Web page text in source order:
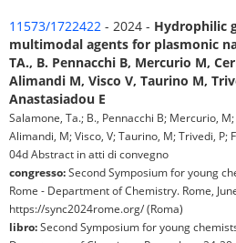
11573/1722422 - 2024 - Hydrophilic
multimodal agents for plasmonic
TA., B. Pennacchi B, Mercurio M,
Alimandi M, Visco V, Taurino M,
Anastasiadou E
Salamone, Ta.; B., Pennacchi B; Mercurio,
Alimandi, M; Visco, V; Taurino, M; Trivedi, P;
04d Abstract in atti di convegno
congresso:Second Symposium for young
Rome - Department of Chemistry. Rome,
https://sync2024rome.org/ (Roma)
libro:Second Symposium for young